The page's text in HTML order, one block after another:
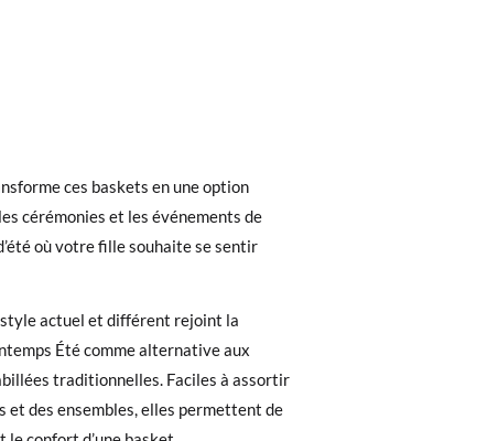
ces baskets en une option
cérémonies et les événements de
où votre fille souhaite se sentir
style actuel et différent rejoint la
Été comme alternative aux
traditionnelles. Faciles à assortir
et des ensembles, elles permettent de
que la commande doit être passée
vous pouvez facilement
Si vous avez passé commande en tant
commande ainsi que l'adresse e-mail
dans votre boîte de réception.